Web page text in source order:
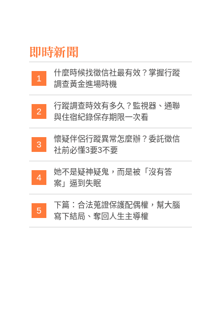
即時新聞
1
什麼時候找徵信社最有效？掌握行蹤
調查黃金進場時機
2
行蹤調查時效有多久？監視器、通聯
與住宿紀錄保存期限一次看
3
懷疑伴侶行蹤異常怎麼辦？委託徵信
社前必懂3要3不要
4
她不是疑神疑鬼，而是被「沒有答
案」逼到失眠
5
下篇：合法蒐證保護配偶權，幫大腦
寫下結局、奪回人生主導權